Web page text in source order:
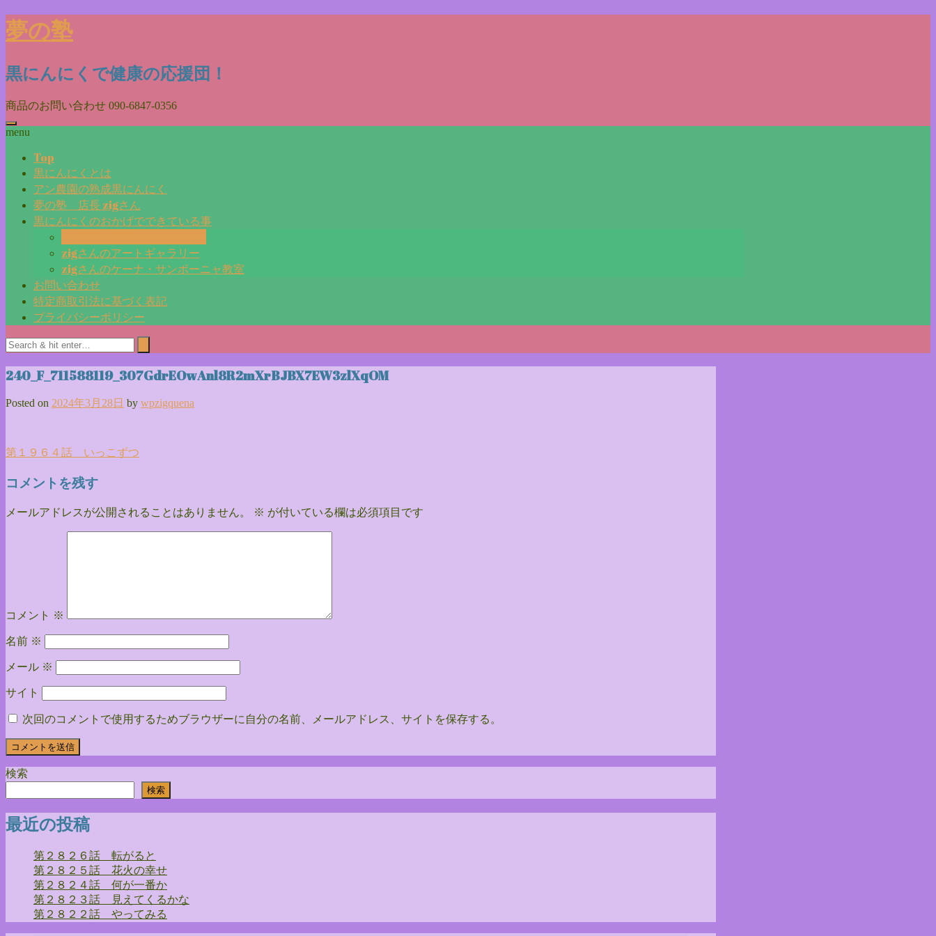
Skip
to
content
夢の塾
黒にんにくで健康の応援団！
商品のお問い合わせ 090-6847-0356
menu
Top
黒にんにくとは
アン農園の熟成黒にんにく
夢の塾 店長 zigさん
黒にんにくのおかげでできている事
zigさんのアートギャラリー
zigさんのケーナ・サンポーニャ教室
お問い合わせ
特定商取引法に基づく表記
プライバシーポリシー
240_F_711588119_307GdrEOwAnl8R2mXrBJBX7EW3zlXqOM
Posted on 2024年3月28日 by wpzigquena
投
稿
ョ
ン
第１９６４話 いっこずつ
コメントを残す
メールアドレスが公開されることはありません。 ※ が付いている欄は必須項目です
コメント ※
名前 ※
メール ※
サイト
次回のコメントで使用するためブラウザーに自分の名前、メールアドレス、サイトを保存する。
検索
検索
最近の投稿
第２８２６話 転がると
第２８２５話 花火の幸せ
第２８２４話 何が一番か
第２８２３話 見えてくるかな
第２８２２話 やってみる